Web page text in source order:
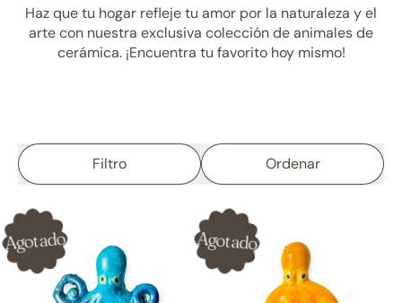
Haz que tu hogar refleje tu amor por la naturaleza y el
arte con nuestra exclusiva colección de animales de
cerámica. ¡Encuentra tu favorito hoy mismo!
Filtro Ordenar
Agotado Agotado